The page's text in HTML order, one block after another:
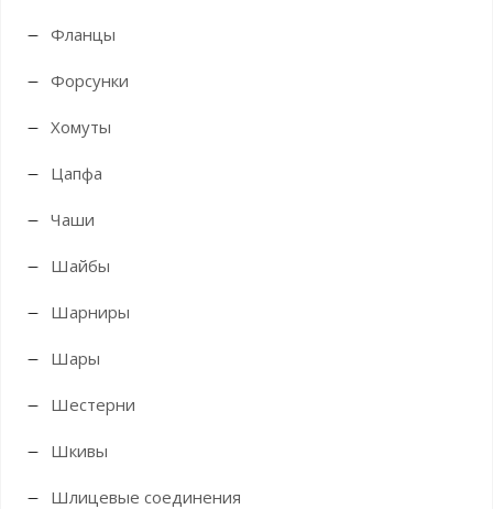
Фланцы
Форсунки
Хомуты
Цапфа
Чаши
Шайбы
Шарниры
Шары
Шестерни
Шкивы
Шлицевые соединения